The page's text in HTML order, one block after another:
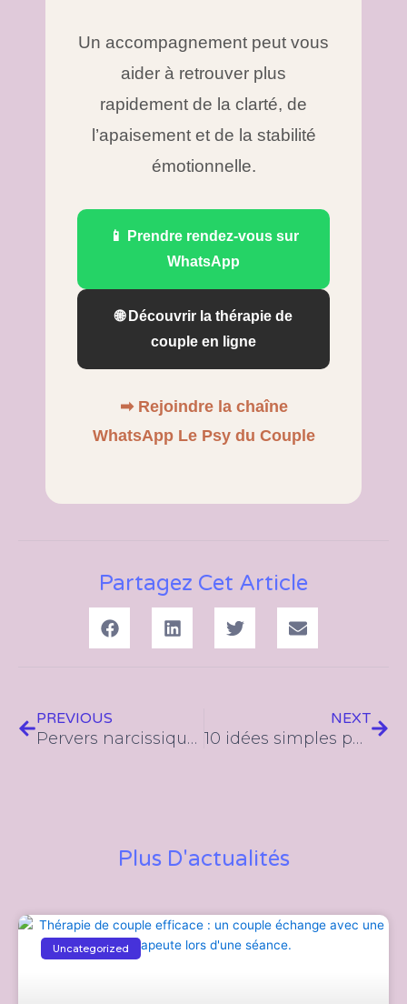
Un accompagnement peut vous
aider à retrouver plus
rapidement de la clarté, de
l’apaisement et de la stabilité
émotionnelle.
📱 Prendre rendez-vous sur
WhatsApp
🌐 Découvrir la thérapie de
couple en ligne
➡ Rejoindre la chaîne
WhatsApp Le Psy du Couple
Partagez Cet Article
PREVIOUS
Pervers narcissique couple : signes, test et comment s’en sortir
NEXT
10 idées simples pour prendre du temps à deux dans le couple
Plus D'actualités
Uncategorized